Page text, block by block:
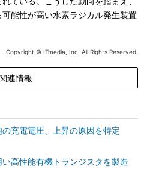
能性が高い水素ラジカル発生装置
Copyright © ITmedia, Inc. All Rights Reserved.
連情報
の充電電圧、上昇の原因を特定
高性能有機トランジスタを製造